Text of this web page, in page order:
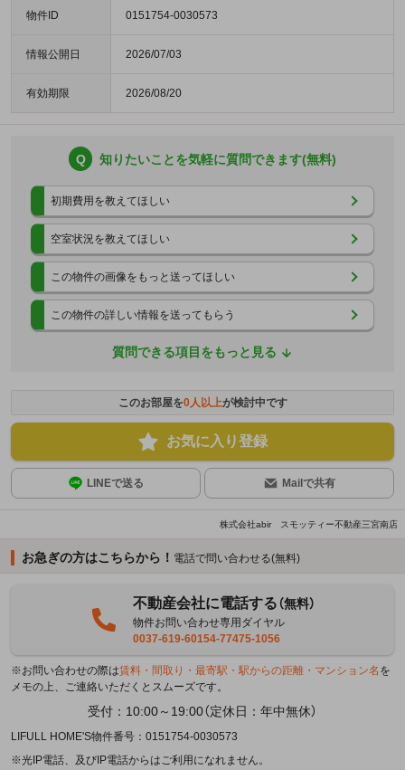
物件ID 0151754-0030573
情報公開日 2026/07/03
有効期限 2026/08/20
Q 知りたいことを気軽に質問できます(無料)
初期費用を教えてほしい
空室状況を教えてほしい
この物件の画像をもっと送ってほしい
この物件の詳しい情報を送ってもらう
質問できる項目をもっと見る
このお部屋を0人以上が検討中です
お気に入り登録
LINEで送る Mailで共有
株式会社abir スモッティー不動産三宮南店
お急ぎの方はこちらから！ 電話で問い合わせる(無料)
不動産会社に電話する（無料）
物件お問い合わせ専用ダイヤル
0037-619-60154-77475-1056
※お問い合わせの際は賃料・間取り・最寄駅・駅からの距離・マンション名 を
メモの上、ご連絡いただくとスムーズです。
受付：10:00～19:00（定休日：年中無休）
LIFULL HOME'S物件番号：0151754-0030573
※光IP電話、及びIP電話からはご利用になれません。